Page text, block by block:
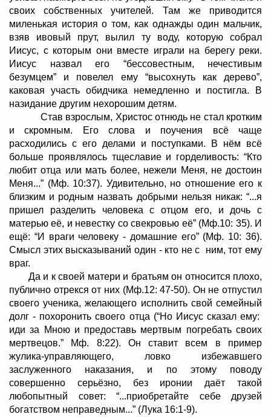
своих собственных учителей. Там же приводится
миленькая история о том, как однажды один мальчик,
взяв ивовый прут, вылил ту воду, которую собрал
Иисус, с которым они вместе играли на берегу реки.
Иисус назвал его “бессовестным, нечестивым
безумцем” и повелел ему “высохнуть как дерево”,
каковая участь обидчика немедленно и постигла. В
назидание другим нехорошим детям.
Став взрослым, Христос отнюдь не стал кротким
и скромным. Его слова и поучения всё чаще
расходились с его делами и поступками. В нём всё
больше проявлялось тщеславие и горделивость: “Кто
любит отца или мать более, нежели Меня, не достоин
Меня...” (Мф. 10:37). Удивительно, но отношение его к
близким и родным назвать добрыми нельзя никак: “...я
пришел разделить человека с отцом его, и дочь с
матерью её, и невестку со свекровью её” (Мф.10: 35). И
ещё: “И враги человеку - домашние его” (Мф. 10: 36).
Смысл этих высказываний один - кто не с ним, тот ему
враг.
Да и к своей матери и братьям он относится плохо,
публично отрекся от них (Мф.12: 47-50). Он не отпустил
своего ученика, желающего исполнить свой семейный
долг - похоронить своего отца (“Но Иисус сказал ему:
иди за Мною и предоставь мертвым погребать своих
мертвецов.” Мф. 8:22). Он ставит всем в пример
жулика-управляющего, ловко избежавшего
заслуженного наказания, и по этому поводу
совершенно серьёзно, без иронии даёт такой
любопытный совет: “...приобретайте себе друзей
богатством неправедным...” (Лука 16:1-9).